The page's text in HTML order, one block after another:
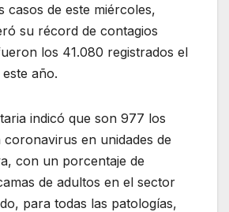
casos de este miércoles,
su récord de contagios
los 41.080 registrados el
año.
indicó que son 977 los
en unidades de
con un porcentaje de
de adultos en el sector
para todas las patologías,